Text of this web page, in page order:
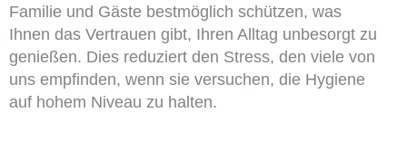
Familie und Gäste bestmöglich schützen, was
Ihnen das Vertrauen gibt, Ihren Alltag unbesorgt zu
genießen. Dies reduziert den Stress, den viele von
uns empfinden, wenn sie versuchen, die Hygiene
auf hohem Niveau zu halten.